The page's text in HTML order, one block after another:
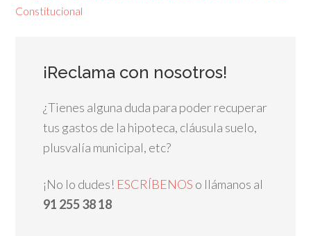
Constitucional
¡Reclama con nosotros!
¿Tienes alguna duda para poder recuperar
tus gastos de la hipoteca, cláusula suelo,
plusvalía municipal, etc?
¡No lo dudes! ESCRÍBENOS o llámanos al
91 255 38 18